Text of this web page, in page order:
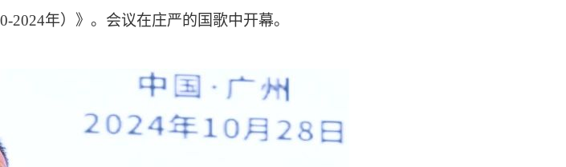
年）》。会议在庄严的国歌中开幕。